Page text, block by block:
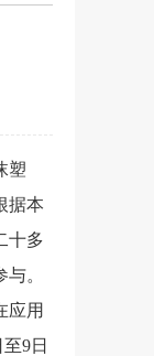
塑
据本
十多
。
应用
9日